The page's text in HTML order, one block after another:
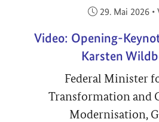
Veröffentlicht
29. Mai 2026 •
Video: Opening-
Karsten
Federal Minister
Transformation and
Modernisation,